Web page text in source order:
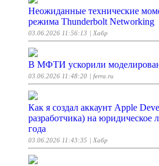
Неожиданные технические
режима Thunderbolt Networking
03.06.2026 11:56:13 | Хабр
В МФТИ ускорили
03.06.2026 11:48:20 | ferra.ru
Как я создал аккаунт Apple
разработчика) на юридическое
года
03.06.2026 11:43:35 | Хабр